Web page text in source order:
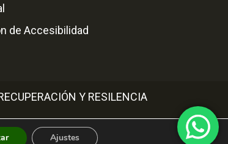
de Accesibilidad
Y RESILENCIA
Ajustes